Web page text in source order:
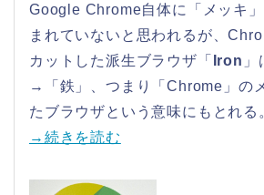
Google Chrome自体に「メッキ
まれていないと思われるが、
カットした派生ブラウザ「
Iron
→「鉄」、つまり「Chrome」の
たブラウザという意味にもとれる
→続きを読む